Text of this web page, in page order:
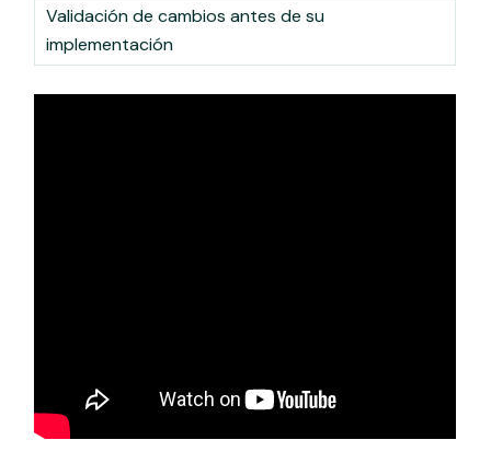
Validación de cambios antes de su
implementación